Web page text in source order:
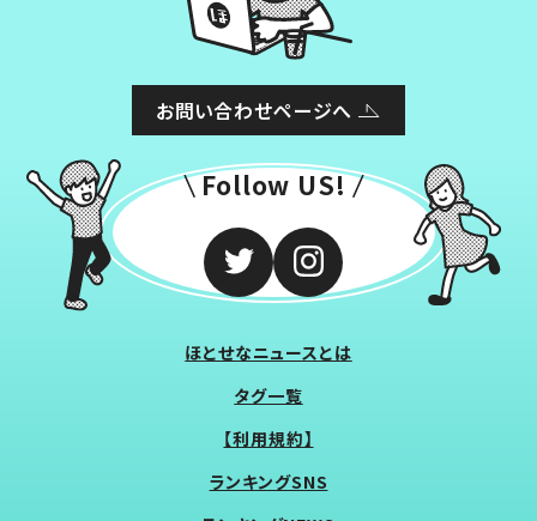
お問い合わせページへ
Follow US!
ほとせなニュースとは
タグ一覧
【利用規約】
ランキングSNS